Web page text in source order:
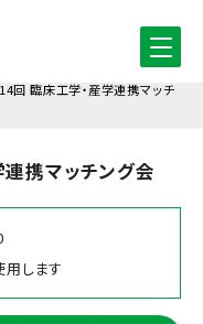
臨床工学・産学連携マッチ
携マッチング会
します